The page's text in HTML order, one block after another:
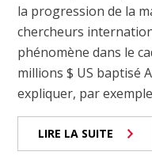
la progression de la
chercheurs
phénomène dans le
millions $ US baptisé
expliquer, par
LIRE LA SUITE